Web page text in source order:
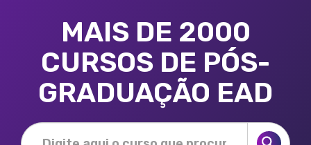
MAIS DE 2000
CURSOS DE PÓS-
GRADUAÇÃO EAD